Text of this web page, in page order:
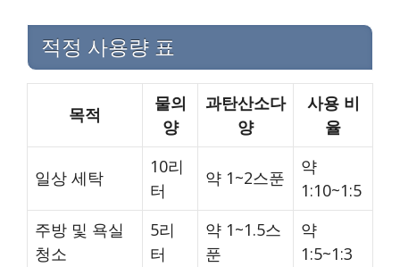
적정 사용량 표
목적
물의
양
과탄산소다
양
사용 비
율
일상 세탁
10리
터
약 1~2스푼
약
1:10~1:5
주방 및 욕실
청소
5리
터
약 1~1.5스
푼
약
1:5~1:3